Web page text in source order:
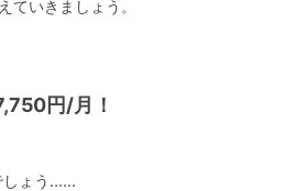
ていきましょう。
円/月！
ょう......